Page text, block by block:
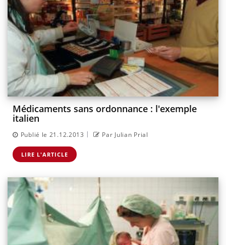
Médicaments sans ordonnance : l'exemple
italien
Publié le 21.12.2013 | Par Julian Prial
LIRE L'ARTICLE